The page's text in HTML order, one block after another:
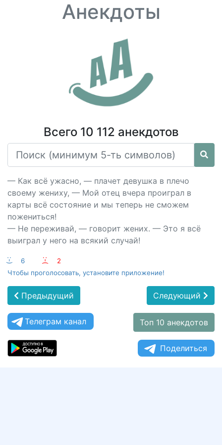
Анекдоты
Всего 10 112 анекдотов
— Как всё ужасно, — плачет девушка в плечо
своему жениху, — Мой отец вчера проиграл в
карты всё состояние и мы теперь не сможем
пожениться!
— Не переживай, — говорит жених. — Это я всё
выиграл у него на всякий случай!
:-) 6 :-(
2
Чтобы проголосовать, установите приложение!
Предыдущий Следующий
Телеграм канал Топ 10 анекдотов
Поделиться